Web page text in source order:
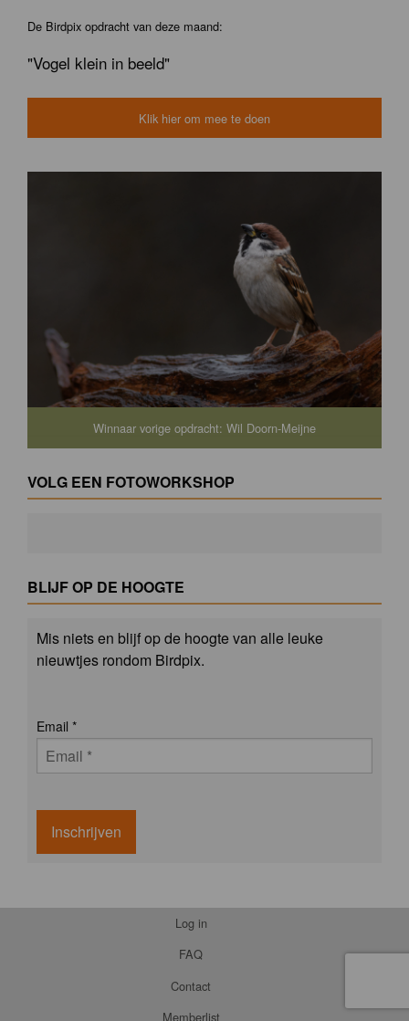
De Birdpix opdracht van deze maand:
"Vogel klein in beeld"
Klik hier om mee te doen
Winnaar vorige opdracht: Wil Doorn-Meijne
VOLG EEN FOTOWORKSHOP
BLIJF OP DE HOOGTE
Mis niets en blijf op de hoogte van alle leuke
nieuwtjes rondom Birdpix.
Email *
Inschrijven
Log in
FAQ
Contact
Memberlist